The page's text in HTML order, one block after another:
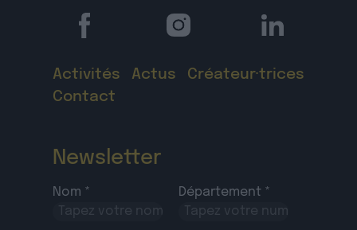
Activités Actus
Créateur·trices
Contact
Newsletter
Nom * Département *